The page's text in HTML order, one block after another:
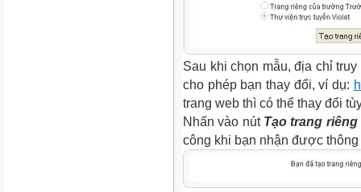
Sau khi chọn mẫu, địa chỉ
cho phép bạn thay đổi, ví dụ:
trang web thì có thể thay đổi
Nhấn vào nút Tạo trang riêng
công khi bạn nhận được